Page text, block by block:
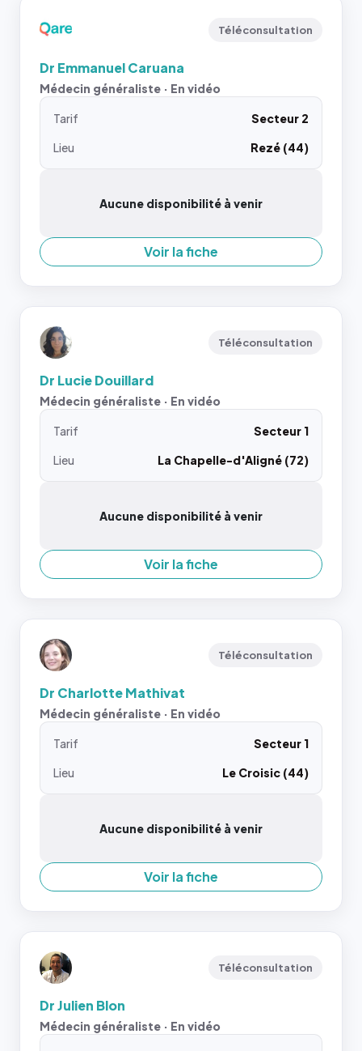
Téléconsultation
Dr Emmanuel Caruana
Médecin généraliste · En vidéo
Tarif
Secteur 2
Lieu
Rezé (44)
Aucune disponibilité à venir
Voir la fiche
Téléconsultation
Dr Lucie Douillard
Médecin généraliste · En vidéo
Tarif
Secteur 1
Lieu
La Chapelle-d'Aligné (72)
Aucune disponibilité à venir
Voir la fiche
Téléconsultation
Dr Charlotte Mathivat
Médecin généraliste · En vidéo
Tarif
Secteur 1
Lieu
Le Croisic (44)
Aucune disponibilité à venir
Voir la fiche
Téléconsultation
Dr Julien Blon
Médecin généraliste · En vidéo